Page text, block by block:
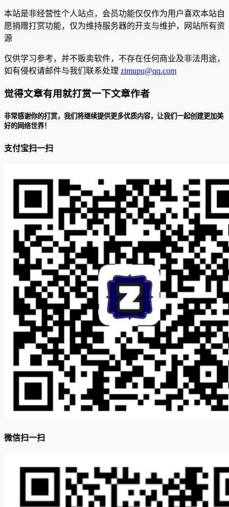
本站是非经营性个人站点，会员功能仅仅作为用户喜欢本站自
愿捐赠打赏功能，仅为维持服务器的开支与维护，网站所有资
源
仅供学习参考，并不贩卖软件，不存在任何商业及非法用途，
如有侵权请邮件与我们联系处理 zimupu@qq.com
觉得文章有用就打赏一下文章作者
非常感谢你的打赏，我们将继续提供更多优质内容，让我们一起创建更加美
好的网络世界！
支付宝扫一扫
微信扫一扫